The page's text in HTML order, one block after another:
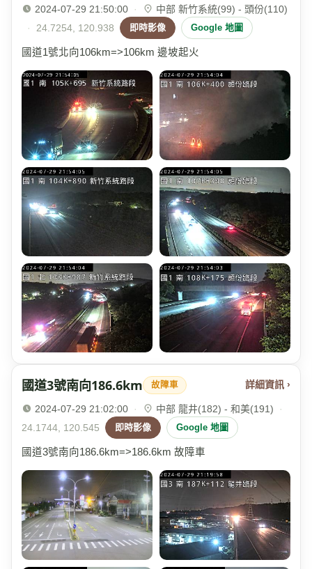
2024-07-29 21:50:00 ·
中部 新竹系統(99) - 頭份(110)
·
24.7254, 120.938 即時影像 Google 地圖
國道1號北向106km=>106km 邊坡起火
國道3號南向186.6km 故障車 詳細資訊 ›
2024-07-29 21:02:00 · 中部 龍井(182) - 和美(191)
·
24.1744, 120.545
即時影像 Google 地圖
國道3號南向186.6km=>186.6km 故障車